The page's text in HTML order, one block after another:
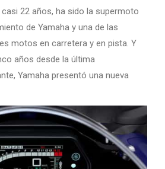
22 años, ha sido la supermoto
de Yamaha y una de las
motos en carretera y en pista. Y
años desde la última
Yamaha presentó una nueva